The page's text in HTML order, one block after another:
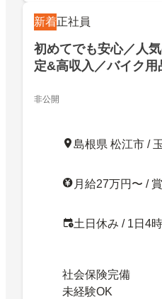
新着正社員
初めてでも安心／人
定&高収入／バイク
非公開
島根県 松江市 /
月給27万円〜 /
土日休み / 1日4
社会保険完備
未経験OK